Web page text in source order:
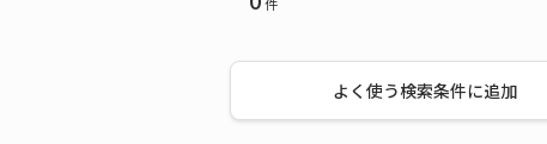
よく使う検索条件に追加